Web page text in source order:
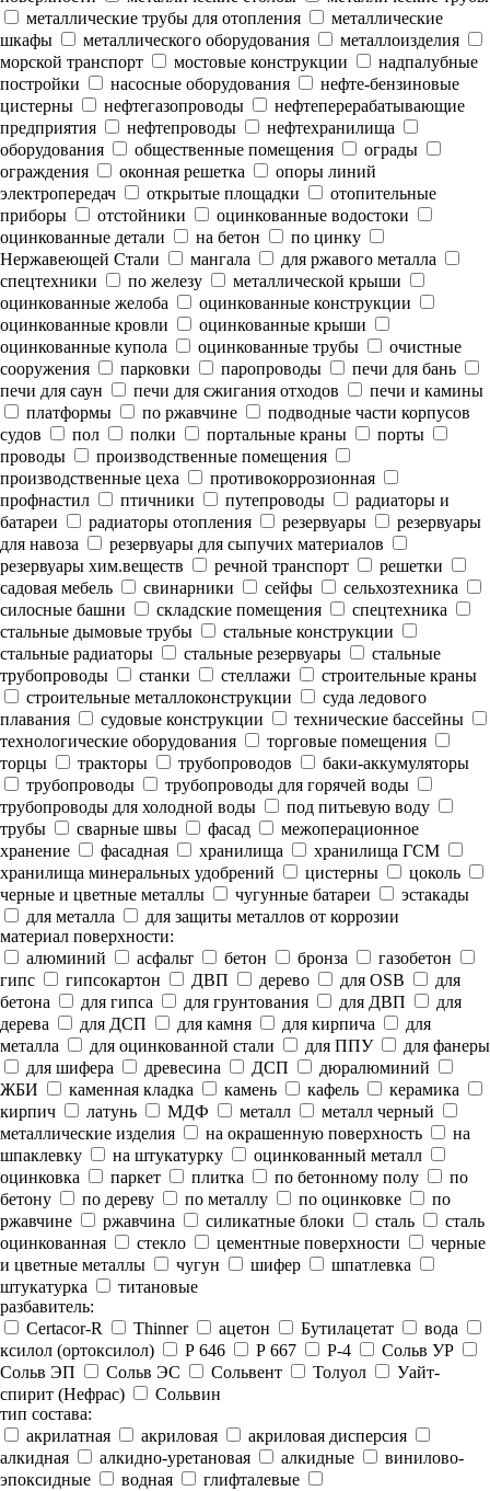
металлические трубы для отопления
металлические
шкафы
металлического оборудования
металлоизделия
морской транспорт
мостовые конструкции
надпалубные
постройки
насосные оборудования
нефте-бензиновые
цистерны
нефтегазопроводы
нефтеперерабатывающие
предприятия
нефтепроводы
нефтехранилища
оборудования
общественные помещения
ограды
ограждения
оконная решетка
опоры линий
электропередач
открытые площадки
отопительные
приборы
отстойники
оцинкованные водостоки
оцинкованные детали
на бетон
по цинку
Нержавеющей Стали
мангала
для ржавого металла
спецтехники
по железу
металлической крыши
оцинкованные желоба
оцинкованные конструкции
оцинкованные кровли
оцинкованные крыши
оцинкованные купола
оцинкованные трубы
очистные
сооружения
парковки паропроводы
печи для бань
печи для саун
печи для сжигания отходов
печи и камины
платформы
по ржавчине
подводные части корпусов
судов
пол полки портальные краны
порты
проводы
производственные помещения
производственные цеха
противокоррозионная
профнастил
птичники путепроводы
радиаторы и
батареи
радиаторы отопления резервуары
резервуары
для навоза
резервуары для сыпучих материалов
резервуары хим.веществ
речной транспорт
решетки
садовая мебель
свинарники сейфы
сельхозтехника
силосные башни
складские помещения
спецтехника
стальные дымовые трубы
стальные конструкции
стальные радиаторы
стальные резервуары
стальные
трубопроводы
станки стеллажи
строительные краны
строительные металлоконструкции
суда ледового
плавания
судовые конструкции
технические бассейны
технологические оборудования
торговые помещения
торцы
тракторы трубопроводов
баки-аккумуляторы
трубопроводы
трубопроводы для горячей воды
трубопроводы для холодной воды
под питьевую воду
трубы
сварные швы фасад
межоперационное
хранение
фасадная хранилища
хранилища ГСМ
хранилища минеральных удобрений
цистерны
цоколь
черные и цветные металлы
чугунные батареи
эстакады
для металла
для защиты металлов от коррозии
материал поверхности:
алюминий
асфальт бетон бронза
газобетон
гипс
гипсокартон ДВП дерево для OSB
для
бетона
для гипса для грунтования для ДВП
для
дерева
для ДСП для камня для кирпича
для
металла
для оцинкованной стали для ППУ
для фанеры
для шифера
древесина ДСП
дюралюминий
ЖБИ
каменная кладка камень кафель
керамика
кирпич
латунь МДФ металл
металл черный
металлические изделия
на окрашенную поверхность
на
шпаклевку
на штукатурку
оцинкованный металл
оцинковка
паркет плитка по бетонному полу
по
бетону
по дереву по металлу по оцинковке
по
ржавчине
ржавчина силикатные блоки сталь
сталь
оцинкованная
стекло цементные поверхности
черные
и цветные металлы
чугун шифер
шпатлевка
штукатурка
титановые
разбавитель:
Certacor-R
Thinner ацетон Бутилацетат
вода
ксилол (ортоксилол)
Р 646 Р 667 Р-4
Сольв УР
Сольв ЭП
Сольв ЭС Сольвент Толуол
Уайт-
спирит (Нефрас)
Сольвин
тип состава:
акрилатная
акриловая
акриловая дисперсия
алкидная
алкидно-уретановая алкидные
винилово-
эпоксидные
водная
глифталевые